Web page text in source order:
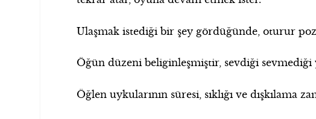
Ulaşmak istediği bir şey gördüğünde, oturur
Öğün düzeni beliginleşmiştir, sevdiği sevmediği
Öğlen uykularının süresi, sıklığı ve dışkılama